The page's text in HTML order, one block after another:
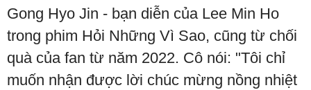
Gong Hyo Jin - bạn diễn của Lee Min Ho
trong phim Hỏi Những Vì Sao, cũng từ chối
quà của fan từ năm 2022. Cô nói: "Tôi chỉ
muốn nhận được lời chúc mừng nồng nhiệt